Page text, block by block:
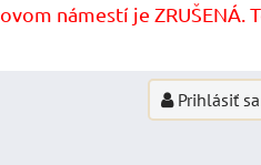
námestí je
Prihlásiť sa